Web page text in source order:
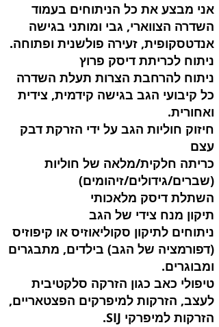
אני מבצע את כל הניתוחים בעמוד
השדרה הצווארי, גבי ומותני בגישה
אנדטסקופית, זעירה פולשנית ופתוחה.
ניתוח לכריתת דיסק פרוץ
ניתוח להרחבת הצרות תעלת השדרה
כל קיבועי הגב בגישה קידמית, צידית
ואחורית.
חיזוק חוליות הגב על ידי הזרקת דבק
עצם
כריתה חלקית/מלאה של חוליות
(שברים/גידולים/זיהומים)
השתלת דיסק מלאכותי
תיקון מנח צידי של הגב
ניתוחים לתיקון סקוליאוזיס או קיפוזיס
(דפורמציה של הגב) בילדים, מתבגרים
ומבוגרים.
טיפולי כאב כגון הזרקה סלקטיבית
לעצב, הזרקות למיפרקים הפצטאריים,
הזרקות למיפרקי SIJ.